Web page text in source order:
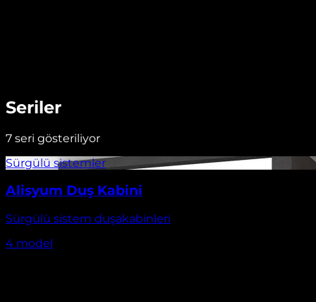
Seriler
7 seri gösteriliyor
Alisyum Duş Kabini
Sürgülü sistem duşakabinleri
4 model